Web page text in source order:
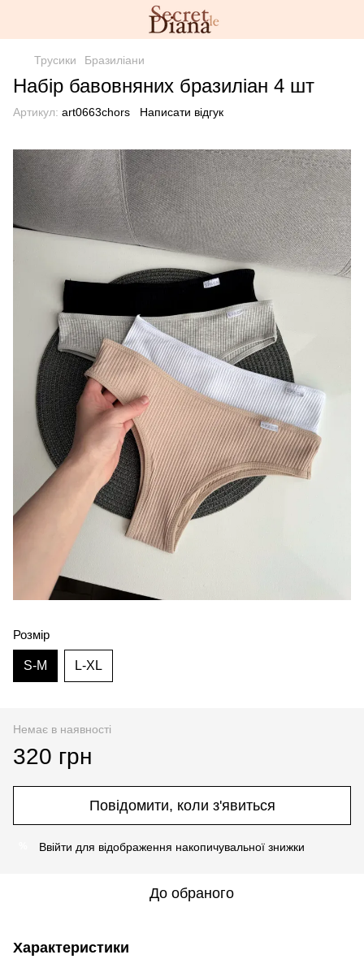
Трусики Бразиліани
Набір бавовняних бразиліан 4 шт
Артикул: art0663chors Написати відгук
Розмір
S-M L-XL
Немає в наявності
320 грн
Повідомити, коли з'явиться
Ввійти для відображення накопичувальної знижки
До обраного
Характеристики